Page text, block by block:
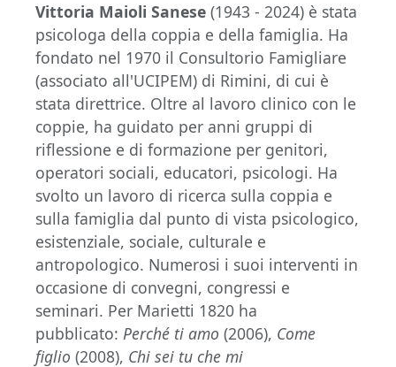
Vittoria Maioli Sanese (1943 - 2024) è stata
psicologa della coppia e della famiglia. Ha
fondato nel 1970 il Consultorio Famigliare
(associato all'UCIPEM) di Rimini, di cui è
stata direttrice. Oltre al lavoro clinico con le
coppie, ha guidato per anni gruppi di
riflessione e di formazione per genitori,
operatori sociali, educatori, psicologi. Ha
svolto un lavoro di ricerca sulla coppia e
sulla famiglia dal punto di vista psicologico,
esistenziale, sociale, culturale e
antropologico. Numerosi i suoi interventi in
occasione di convegni, congressi e
seminari. Per Marietti 1820 ha
pubblicato: Perché ti amo (2006), Come
figlio (2008), Chi sei tu che mi